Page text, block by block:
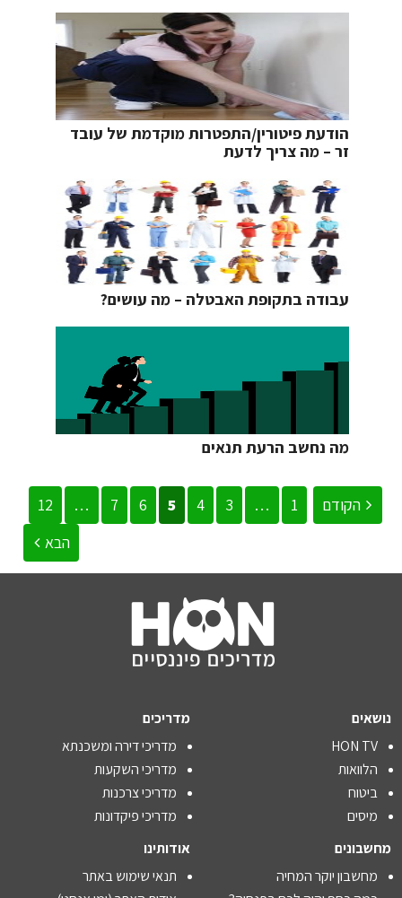
הודעת פיטורין/התפטרות מוקדמת של עובד
זר – מה צריך לדעת
עבודה בתקופת האבטלה – מה עושים?
מה נחשב הרעת תנאים
הקודם 1
…
3
4
5
6
7
…
12
הבא
נושאים
HON TV
הלוואות
ביטוח
מיסים
מדריכים
מדריכי דירה ומשכנתא
מדריכי השקעות
מדריכי צרכנות
מדריכי פיקדונות
מחשבונים
מחשבון יוקר המחיה
אודותינו
תנאי שימוש באתר